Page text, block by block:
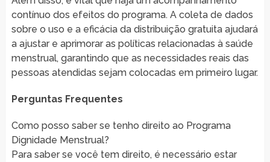
contínuo dos efeitos do programa. A coleta de dados
sobre o uso e a eficácia da distribuição gratuita ajudará
a ajustar e aprimorar as políticas relacionadas à saúde
menstrual, garantindo que as necessidades reais das
pessoas atendidas sejam colocadas em primeiro lugar.
Perguntas Frequentes
Como posso saber se tenho direito ao Programa
Dignidade Menstrual?
Para saber se você tem direito, é necessário estar